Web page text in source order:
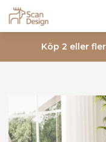
Köp 2 eller